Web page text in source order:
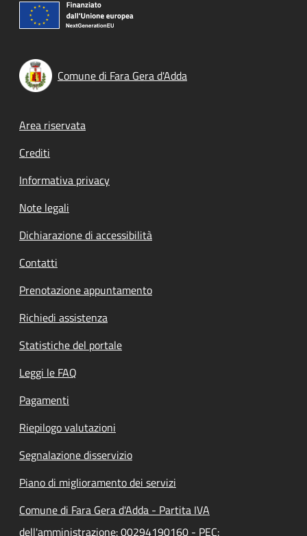
Comune di Fara Gera d'Adda
Footer menu
Area riservata
Crediti
Informativa privacy
Note legali
Dichiarazione di accessibilità
Contatti
Prenotazione appuntamento
Richiedi assistenza
Statistiche del portale
Leggi le FAQ
Pagamenti
Riepilogo valutazioni
Segnalazione disservizio
Piano di miglioramento dei servizi
Comune di Fara Gera d'Adda - Partita IVA
dell'amministrazione: 00294190160 - PEC: